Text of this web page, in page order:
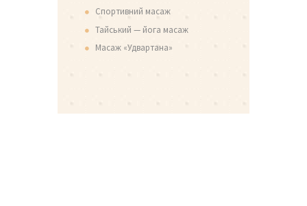
Спортивний масаж
Тайський — йога масаж
Масаж «Удвартана»